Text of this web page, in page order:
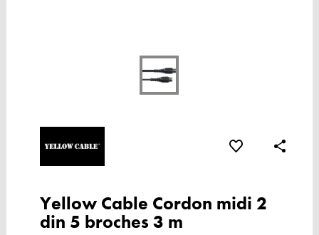
Yellow Cable Cordon midi 2
din 5 broches 3 m